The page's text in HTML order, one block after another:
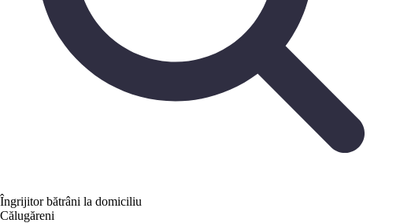
Îngrijitor bătrâni la domiciliu
Călugăreni